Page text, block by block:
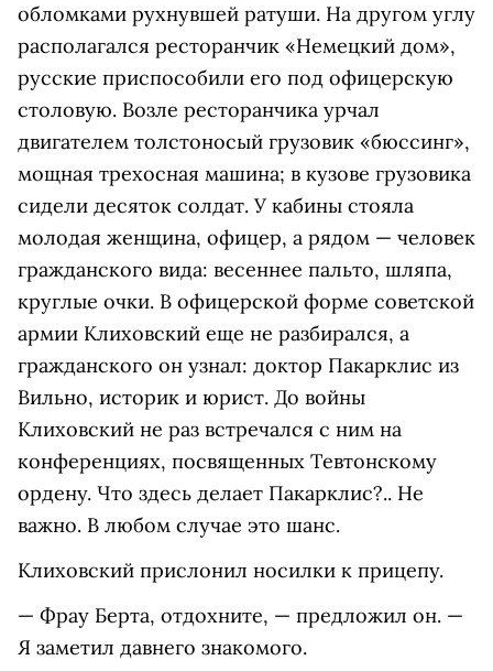
обломками рухнувшей ратуши. На другом углу
располагался ресторанчик «Немецкий дом»,
русские приспособили его под офицерскую
столовую. Возле ресторанчика урчал
двигателем толстоносый грузовик «бюссинг»,
мощная трехосная машина; в кузове грузовика
сидели десяток солдат. У кабины стояла
молодая женщина, офицер, а рядом — человек
гражданского вида: весеннее пальто, шляпа,
круглые очки. В офицерской форме советской
армии Клиховский еще не разбирался, а
гражданского он узнал: доктор Пакарклис из
Вильно, историк и юрист. До войны
Клиховский не раз встречался с ним на
конференциях, посвященных Тевтонскому
ордену. Что здесь делает Пакарклис?.. Не
важно. В любом случае это шанс.
Клиховский прислонил носилки к прицепу.
— Фрау Берта, отдохните, — предложил он. —
Я заметил давнего знакомого.